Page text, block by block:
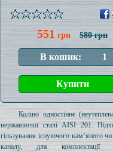
551 грн 580 грн
Коліно одностінне
нержавіючої сталі AISI 201.
гільзування існуючого кам’яного
каналу, для комплектації